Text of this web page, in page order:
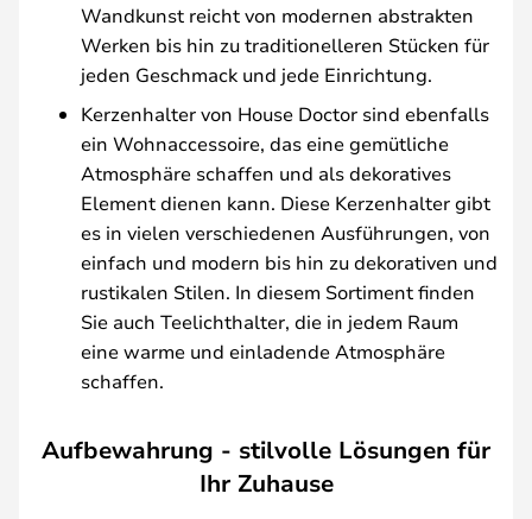
Wandkunst reicht von modernen abstrakten
Werken bis hin zu traditionelleren Stücken für
jeden Geschmack und jede Einrichtung.
Kerzenhalter von House Doctor sind ebenfalls
ein Wohnaccessoire, das eine gemütliche
Atmosphäre schaffen und als dekoratives
Element dienen kann. Diese Kerzenhalter gibt
es in vielen verschiedenen Ausführungen, von
einfach und modern bis hin zu dekorativen und
rustikalen Stilen. In diesem Sortiment finden
Sie auch Teelichthalter, die in jedem Raum
eine warme und einladende Atmosphäre
schaffen.
Aufbewahrung - stilvolle Lösungen für
Ihr Zuhause